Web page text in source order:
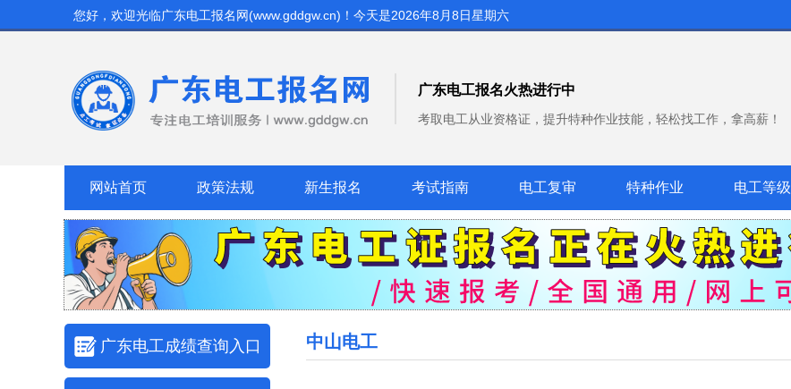
您好，欢迎光临广东电工报名网(www.gddgw.cn) ！今天是2026年8月8日星期六
广东电工报名火热进行中
考取电工从业资格证，提升特种作业技能，轻松找工作，拿高薪！
网站首页 政策法规 新生报名 考试指南 电工复审 特种作业 电工等级
广东电工成绩查询入口 中山电工